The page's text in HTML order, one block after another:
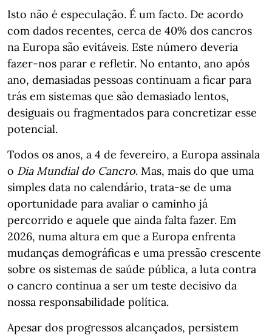
Isto não é especulação. É um facto. De acordo
com dados recentes, cerca de 40% dos cancros
na Europa são evitáveis. Este número deveria
fazer-nos parar e refletir. No entanto, ano após
ano, demasiadas pessoas continuam a ficar para
trás em sistemas que são demasiado lentos,
desiguais ou fragmentados para concretizar esse
potencial.
Todos os anos, a 4 de fevereiro, a Europa assinala
o Dia Mundial do Cancro. Mas, mais do que uma
simples data no calendário, trata-se de uma
oportunidade para avaliar o caminho já
percorrido e aquele que ainda falta fazer. Em
2026, numa altura em que a Europa enfrenta
mudanças demográficas e uma pressão crescente
sobre os sistemas de saúde pública, a luta contra
o cancro continua a ser um teste decisivo da
nossa responsabilidade política.
Apesar dos progressos alcançados, persistem